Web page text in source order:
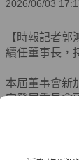
2026/06/03
【時報記者
續任董事長，
本屆董事會新
家發展委員會
行政經驗；
銀行董事，